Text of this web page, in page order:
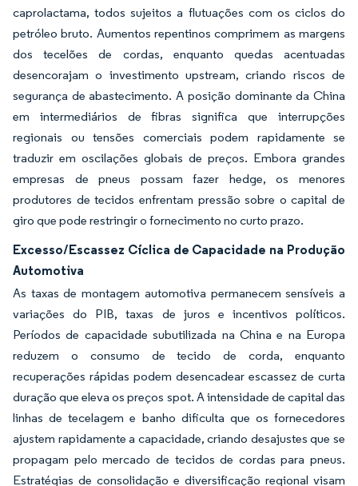
caprolactama, todos sujeitos a flutuações com os ciclos do
petróleo bruto. Aumentos repentinos comprimem as margens
dos tecelões de cordas, enquanto quedas acentuadas
desencorajam o investimento upstream, criando riscos de
segurança de abastecimento. A posição dominante da China
em intermediários de fibras significa que interrupções
regionais ou tensões comerciais podem rapidamente se
traduzir em oscilações globais de preços. Embora grandes
empresas de pneus possam fazer hedge, os menores
produtores de tecidos enfrentam pressão sobre o capital de
giro que pode restringir o fornecimento no curto prazo.
Excesso/Escassez Cíclica de Capacidade na Produção
Automotiva
As taxas de montagem automotiva permanecem sensíveis a
variações do PIB, taxas de juros e incentivos políticos.
Períodos de capacidade subutilizada na China e na Europa
reduzem o consumo de tecido de corda, enquanto
recuperações rápidas podem desencadear escassez de curta
duração que eleva os preços spot. A intensidade de capital das
linhas de tecelagem e banho dificulta que os fornecedores
ajustem rapidamente a capacidade, criando desajustes que se
propagam pelo mercado de tecidos de cordas para pneus.
Estratégias de consolidação e diversificação regional visam